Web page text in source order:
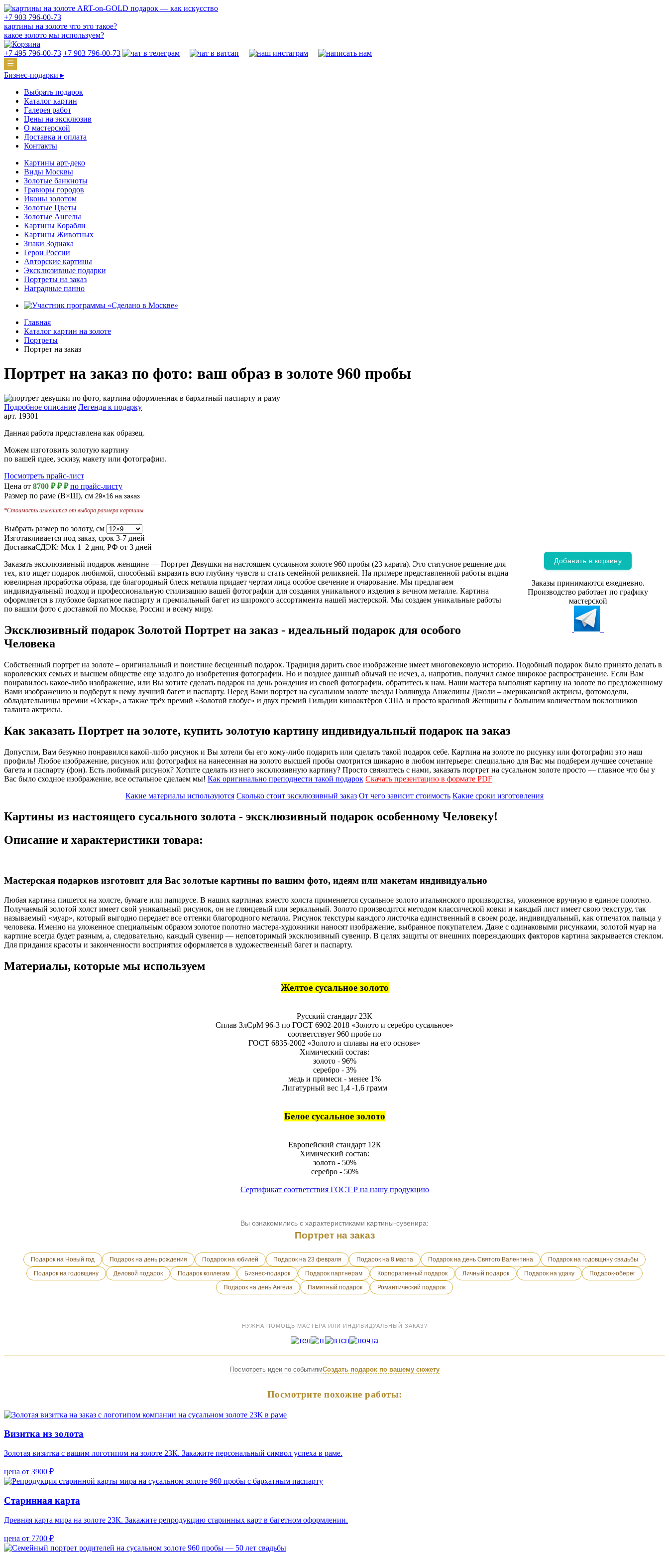
подарок — как искусство
+7 903 796-00-73
картины на золоте что это такое?
какое золото мы используем?
+7 495 796-00-73 +7 903 796-00-73
☰
Бизнес-подарки ▸
Выбрать подарок
Каталог картин
Галерея работ
Цены на эксклюзив
О мастерской
Доставка и оплата
Контакты
Картины арт-деко
Виды Москвы
Золотые банкноты
Гравюры городов
Иконы золотом
Золотые Цветы
Золотые Ангелы
Картины Корабли
Картины Животных
Знаки Зодиака
Герои России
Авторские картины
Эксклюзивные подарки
Портреты на заказ
Наградные панно
Главная
Каталог картин на золоте
Портреты
Портрет на заказ
Портрет на заказ по фото: ваш образ в золоте 960 пробы
Подробное описание Легенда к подарку
арт. 19301
Данная работа представлена как образец.
Можем изготовить золотую картину
по вашей идее, эскизу, макету или фотографии.
Посмотреть прайс-лист
Цена от 8700 ₽₽₽по прайс-листу
Размер по раме (В×Ш), см 29×16 на заказ
*Стоимость изменится от выбора размера картины
Выбрать размер по золоту, см
Изготавливается под заказ, срок 3-7 дней
ДоставкаСДЭК: Мск 1–2 дня, РФ от 3 дней
Добавить в корзину
Заказы принимаются ежедневно.
Производство работает по графику
мастерской
Заказать эксклюзивный подарок женщине — Портрет Девушки на настоящем сусальном золоте 960 пробы (23 карата). Это статусное решение для
тех, кто ищет подарок любимой, способный выразить всю глубину чувств и стать семейной реликвией. На примере представленной работы видна
ювелирная проработка образа, где благородный блеск металла придает чертам лица особое свечение и очарование. Мы предлагаем
индивидуальный подход и профессиональную стилизацию вашей фотографии для создания уникального изделия в вечном металле. Картина
оформляется в глубокое бархатное паспарту и премиальный багет из широкого ассортимента нашей мастерской. Мы создаем уникальные работы
по вашим фото с доставкой по Москве, России и всему миру.
Эксклюзивный подарок Золотой Портрет на заказ - идеальный подарок для особого
Человека
Собственный портрет на золоте – оригинальный и поистине бесценный подарок. Традиция дарить свое изображение имеет многовековую историю. Подобный подарок было принято делать в
королевских семьях и высшем обществе еще задолго до изобретения фотографии. Но и позднее данный обычай не исчез, а, напротив, получил самое широкое распространение. Если Вам
понравилось какое-либо изображение, или Вы хотите сделать подарок на день рождения из своей фотографии, обратитесь к нам. Наши мастера выполнят картину на золоте по предложенному
Вами изображению и подберут к нему лучший багет и паспарту. Перед Вами портрет на сусальном золоте звезды Голливуда Анжелины Джоли – американской актрисы, фотомодели,
обладательницы премии «Оскар», а также трёх премий «Золотой глобус» и двух премий Гильдии киноактёров США и просто красивой Женщины с большим количеством поклонников
таланта актрисы.
Как заказать Портрет на золоте, купить золотую картину индивидуальный подарок на заказ
Допустим, Вам безумно понравился какой-либо рисунок и Вы хотели бы его кому-либо подарить или сделать такой подарок себе. Картина на золоте по рисунку или фотографии это наш
профиль! Любое изображение, рисунок или фотография на нанесенная на золото высшей пробы смотрится шикарно в любом интерьере: специально для Вас мы подберем лучшее сочетание
багета и паспарту (фон). Есть любимый рисунок? Хотите сделать из него эксклюзивную картину? Просто свяжитесь с нами, заказать портрет на сусальном золоте просто — главное что бы у
Вас было сходное изображение, все остальное сделаем мы! Как оригинально преподнести такой подарок Скачать презентацию в формате PDF
Какие материалы используются Сколько стоит эксклюзивный заказ От чего зависит стоимость Какие сроки изготовления
Картины из настоящего сусального золота - эксклюзивный подарок особенному Человеку!
Описание и характеристики товара:
Мастерская подарков изготовит для Вас золотые картины по вашим фото, идеям или макетам индивидуально
Любая картина пишется на холсте, бумаге или папирусе. В наших картинах вместо холста применяется сусальное золото итальянского производства, уложенное вручную в единое полотно.
Получаемый золотой холст имеет свой уникальный рисунок, он не глянцевый или зеркальный. Золото производится методом классической ковки и каждый лист имеет свою текстуру, так
называемый «муар», который выгодно передает все оттенки благородного металла. Рисунок текстуры каждого листочка единственный в своем роде, индивидуальный, как отпечаток пальца у
человека. Именно на уложенное специальным образом золотое полотно мастера-художники наносят изображение, выбранное покупателем. Даже с одинаковыми рисунками, золотой муар на
картине всегда будет разным, а, следовательно, каждый сувенир — неповторимый эксклюзивный сувенир. В целях защиты от внешних повреждающих факторов картина закрывается стеклом.
Для придания красоты и законченности восприятия оформляется в художественный багет и паспарту.
Материалы, которые мы используем
Желтое сусальное золото
Русский стандарт 23К
Сплав ЗлСрМ 96-3 по ГОСТ 6902-2018 «Золото и серебро сусальное»
соответствует 960 пробе по
ГОСТ 6835-2002 «Золото и сплавы на его основе»
Химический состав:
золото - 96%
серебро - 3%
медь и примеси - менее 1%
Лигатурный вес 1,4 -1,6 грамм
Белое сусальное золото
Европейский стандарт 12К
Химический состав:
золото - 50%
серебро - 50%
Сертификат соответствия ГОСТ Р на нашу продукцию
Вы ознакомились с характеристиками картины-сувенира:
Портрет на заказ
Подарок на Новый год Подарок на день рождения Подарок на юбилей Подарок на 23 февраля Подарок на 8 марта Подарок на день Святого Валентина
Подарок на годовщину свадьбы
Подарок на годовщину
Деловой подарок Подарок коллегам Бизнес-подарок Подарок партнерам Корпоративный подарок Личный подарок Подарок на удачу
Подарок-оберег
Подарок на день Ангела
Памятный подарок Романтический подарок
НУЖНА ПОМОЩЬ МАСТЕРА ИЛИ ИНДИВИДУАЛЬНЫЙ ЗАКАЗ?
Посмотреть идеи по событиямСоздать подарок по вашему сюжету
Посмотрите похожие работы:
Визитка из золота
Золотая визитка с вашим логотипом на золоте 23К. Закажите персональный символ успеха в раме.
цена от 3900 ₽
Старинная карта
Древняя карта мира на золоте 23К. Закажите репродукцию старинных карт в багетном оформлении.
цена от 7700 ₽